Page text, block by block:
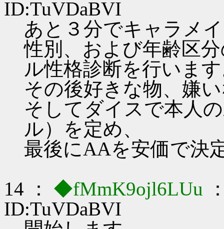
ID:TuVDaBVI
あと３分でキャラメ
性別、および年齢区
ル性格診断を行いま
その後好きな物、嫌
そしてダイスで本人
ル）を定め、
最後にAAを安価で決
14 ：
◆fMmK9ojl6LUu
ID:TuVDaBVI